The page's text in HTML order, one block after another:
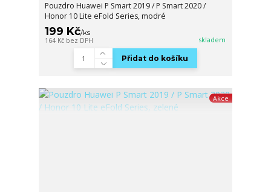
Pouzdro Huawei P Smart 2019 / P Smart 2020 /
Honor 10 Lite eFold Series, modré
199 Kč/ks
164 Kč bez DPH skladem
Přidat do košíku
Akce